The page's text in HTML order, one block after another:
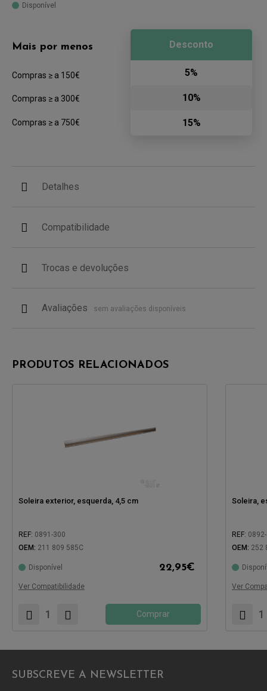
Disponível
Mais por menos
Compras ≥ a 150€
Compras ≥ a 300€
Compras ≥ a 750€
Desconto
5%
10%
15%
Detalhes
Compatibilidade
Trocas e devoluções
Avaliações sem avaliações disponíveis
PRODUTOS RELACIONADOS
Soleira exterior, esquerda, 4,5 cm
REF: 0891-300
OEM: 211 809 585C
Disponível 22,95€
Ver Compatibilidade
Comprar
Soleira,
REF:
OEM: 252
Ver
SUBSCREVE A NEWSLETTER